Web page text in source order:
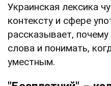
Украинская лексика
контексту и сфере
рассказывает,
слова и понимать,
уместным.